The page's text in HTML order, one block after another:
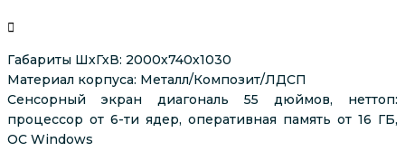
Габариты ШхГхВ: 2000х740х1030
Материал корпуса: Металл/Композит/ЛДСП
Сенсорный экран диагональ 55 дюймов, неттоп:
процессор от 6-ти ядер, оперативная память от 16 ГБ,
ОС Windows